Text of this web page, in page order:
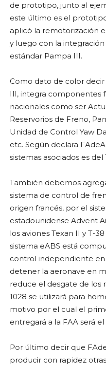
de prototipo, junto al
este último es el
aplicó la remotorización
y luego con la
estándar Pampa III.
Como dato de color
III, integra componentes
nacionales como ser
Reservorios de Freno,
Unidad de Control Yaw
etc. Según declara
sistemas asociados es del
También debemos
sistema de control de
origen francés, por el
estadounidense Advent
los aviones Texan II y T-
sistema eABS está
control independiente
detener la aeronave en
reduce el desgate de los
1028 se utilizará para
motivo por el cual el
entregará a la FAA será
Por último decir que
producir con rapidez